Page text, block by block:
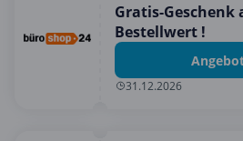
Gratis-Geschenk
Bestellwert !
31.12.2026